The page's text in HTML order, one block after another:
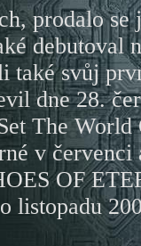
prodalo
debutoval
také svůj
dne 28.
The
v
OF
listopadu